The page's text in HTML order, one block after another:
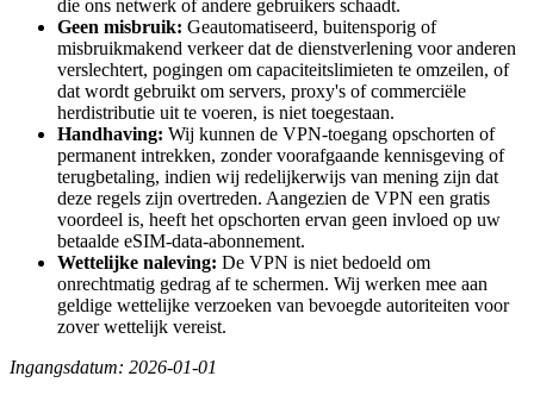
die ons netwerk of andere gebruikers schaadt.
Geen misbruik: Geautomatiseerd, buitensporig of
misbruikmakend verkeer dat de dienstverlening voor anderen
verslechtert, pogingen om capaciteitslimieten te omzeilen, of
dat wordt gebruikt om servers, proxy's of commerciële
herdistributie uit te voeren, is niet toegestaan.
Handhaving: Wij kunnen de VPN-toegang opschorten of
permanent intrekken, zonder voorafgaande kennisgeving of
terugbetaling, indien wij redelijkerwijs van mening zijn dat
deze regels zijn overtreden. Aangezien de VPN een gratis
voordeel is, heeft het opschorten ervan geen invloed op uw
betaalde eSIM-data-abonnement.
Wettelijke naleving: De VPN is niet bedoeld om
onrechtmatig gedrag af te schermen. Wij werken mee aan
geldige wettelijke verzoeken van bevoegde autoriteiten voor
zover wettelijk vereist.
Ingangsdatum: 2026-01-01